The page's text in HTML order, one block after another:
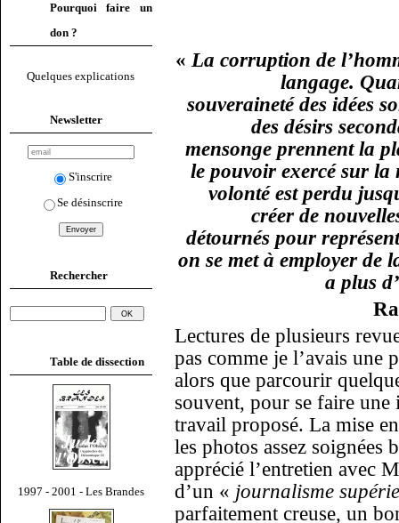
Pourquoi faire un
don ?
Quelques explications
Newsletter
S'inscrire
Se désinscrire
Rechercher
Table de dissection
1997 - 2001 - Les Brandes
« La corruption de
langage.
souveraineté des idées
des désirs
mensonge prennent la
le pouvoir exercé sur la
volonté est perdu
créer de
détournés pour
on se met à employer de
a plus
Lectures de plusieurs
pas comme je l’avais une
alors que parcourir
souvent, pour se faire une
travail proposé. La mise
les photos assez soignées
apprécié l’entretien avec
d’un « journalisme
parfaitement creuse, un